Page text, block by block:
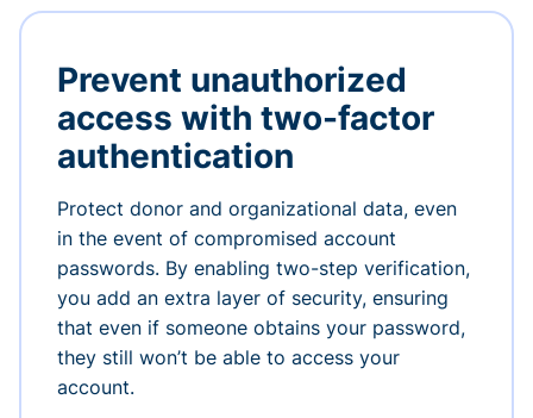
Prevent unauthorized
access with two-factor
authentication
Protect donor and organizational data, even
in the event of compromised account
passwords. By enabling two-step verification,
you add an extra layer of security, ensuring
that even if someone obtains your password,
they still won’t be able to access your
account.